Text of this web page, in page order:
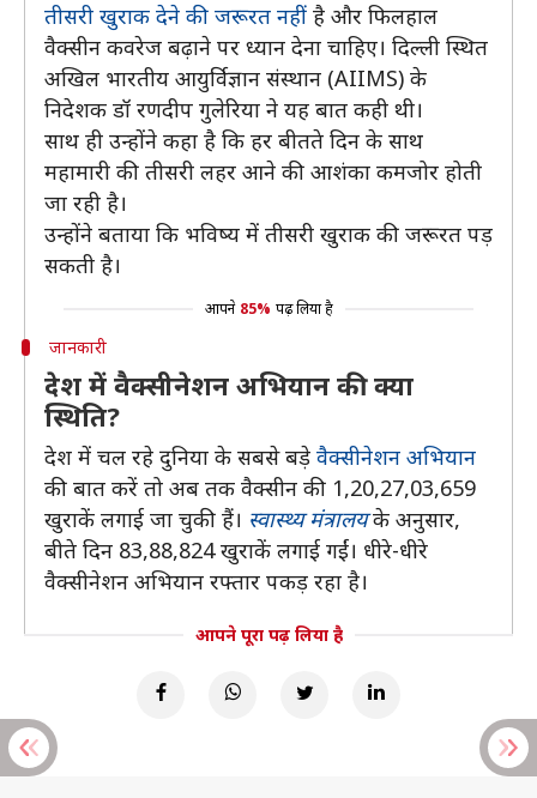
तीसरी खुराक देने की जरूरत नहीं है और फिलहाल
वैक्सीन कवरेज बढ़ाने पर ध्यान देना चाहिए। दिल्ली स्थित
अखिल भारतीय आयुर्विज्ञान संस्थान (AIIMS) के
निदेशक डॉ रणदीप गुलेरिया ने यह बात कही थी।
साथ ही उन्होंने कहा है कि हर बीतते दिन के साथ
महामारी की तीसरी लहर आने की आशंका कमजोर होती
जा रही है।
उन्होंने बताया कि भविष्य में तीसरी खुराक की जरूरत पड़
सकती है।
आपने 85% पढ़ लिया है
जानकारी
देश में वैक्सीनेशन अभियान की क्या
स्थिति?
देश में चल रहे दुनिया के सबसे बड़े वैक्सीनेशन अभियान
की बात करें तो अब तक वैक्सीन की 1,20,27,03,659
खुराकें लगाई जा चुकी हैं। स्वास्थ्य मंत्रालयके अनुसार,
बीते दिन 83,88,824 खुराकें लगाई गईं। धीरे-धीरे
वैक्सीनेशन अभियान रफ्तार पकड़ रहा है।
आपने पूरा पढ़ लिया है